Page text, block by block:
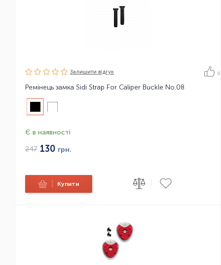
Залишити вiдгук 0
Ремінець замка Sidi Strap For Caliper Buckle No.08
Є в наявності
247 130 грн.
Купити